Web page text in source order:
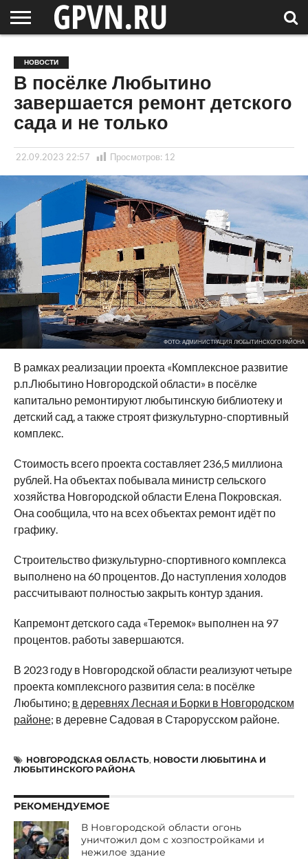
ОБЛАСТЬ
НОВОСТИ
СОСЕДЕЙ
РОССИЯ
/ МИР
СПЕЦПРОЕКТЫ
БЛОГ
СТАТЬИ
ФОТОРЕПОРТАЖИ
ИНТЕРВЬЮ
ОБЪЕКТЫ
ПОДБОРКИ
НОВОСТИ
В посёлке Любытино
завершается ремонт детского
сада и не только
22.09.2023 22:57 Просмотров: 12
ФОТО: АДМИНИСТРАЦИЯ ЛЮБЫТИНСКОГО РАЙОНА
В рамках реализации проекта «Комплексное развитие
р.п.Любытино Новгородской области» в посёлке
капитально ремонтируют любытинскую библиотеку и
детский сад, а также строят физкультурно-спортивный
комплекс.
Стоимость всего проекта составляет 236,5 миллиона
рублей. На объектах побывала министр сельского
хозяйства Новгородской области Елена Покровская.
Она сообщила, что на всех объектах ремонт идёт по
графику.
Строительство физкультурно-спортивного комплекса
выполнено на 60 процентов. До наступления холодов
рассчитывают полностью закрыть контур здания.
Капремонт детского сада «Теремок» выполнен на 97
процентов. работы завершаются.
В 2023 году в Новгородской области реализуют четыре
проекта комплексного развития села: в посёлке
Любытино; в деревнях Лесная и Борки в Новгородском
районе; в деревне Садовая в Старорусском районе.
НОВГОРОДСКАЯ ОБЛАСТЬ, НОВОСТИ ЛЮБЫТИНА И
ЛЮБЫТИНСКОГО РАЙОНА
РЕКОМЕНДУЕМОЕ
В Новгородской области огонь
уничтожил дом с хозпостройками и
нежилое здание